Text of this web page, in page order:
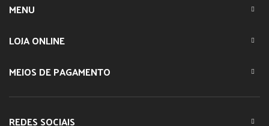
MENU
LOJA ONLINE
MEIOS DE PAGAMENTO
REDES SOCIAIS